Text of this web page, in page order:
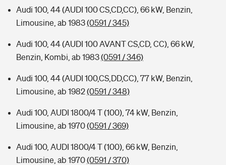
Audi 100, 44 (AUDI 100 CS,CD,CC), 66 kW, Benzin,
Limousine, ab 1983(0591 / 345)
Audi 100, 44 (AUDI 100 AVANT CS,CD, CC), 66 kW,
Benzin, Kombi, ab 1983(0591 / 346)
Audi 100, 44 (AUDI 100,CS,DD,CC), 77 kW, Benzin,
Limousine, ab 1982(0591 / 348)
Audi 100, AUDI 1800/4 T (100), 74 kW, Benzin,
Limousine, ab 1970(0591 / 369)
Audi 100, AUDI 1800/4 T (100), 66 kW, Benzin,
Limousine, ab 1970(0591 / 370)